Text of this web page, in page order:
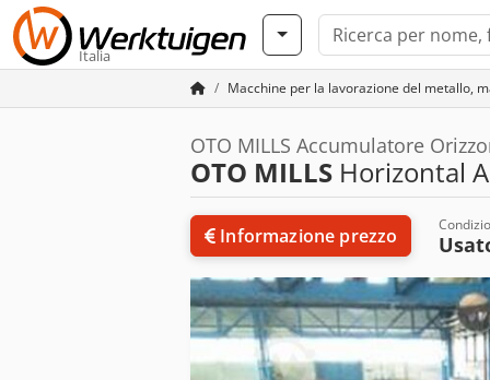
Italia
Macchine per la lavorazione del metallo,
OTO MILLS Accumulatore
OTO MILLS Horizontal
Informazione prezzo